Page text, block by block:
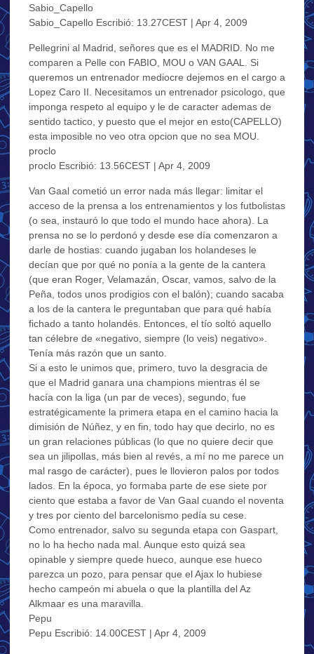
Sabio_Capello
Sabio_Capello Escribió: 13.27CEST | Apr 4, 2009
Pellegrini al Madrid, señores que es el MADRID. No me
comparen a Pelle con FABIO, MOU o VAN GAAL. Si
queremos un entrenador mediocre dejemos en el cargo a
Lopez Caro II. Necesitamos un entrenador psicologo, que
imponga respeto al equipo y le de caracter ademas de
sentido tactico, y puesto que el mejor en esto(CAPELLO)
esta imposible no veo otra opcion que no sea MOU.
proclo
proclo Escribió: 13.56CEST | Apr 4, 2009
Van Gaal cometió un error nada más llegar: limitar el
acceso de la prensa a los entrenamientos y los futbolistas
(o sea, instauró lo que todo el mundo hace ahora). La
prensa no se lo perdonó y desde ese día comenzaron a
darle de hostias: cuando jugaban los holandeses le
decían que por qué no ponía a la gente de la cantera
(que eran Roger, Velamazán, Oscar, vamos, salvo de la
Peña, todos unos prodigios con el balón); cuando sacaba
a los de la cantera le preguntaban que para qué había
fichado a tanto holandés. Entonces, el tío soltó aquello
tan célebre de «negativo, siempre (lo veis) negativo».
Tenía más razón que un santo.
Si a esto le unimos que, primero, tuvo la desgracia de
que el Madrid ganara una champions mientras él se
hacía con la liga (un par de veces), segundo, fue
estratégicamente la primera etapa en el camino hacia la
dimisión de Núñez, y en fin, todo hay que decirlo, no es
un gran relaciones públicas (lo que no quiere decir que
sea un jilipollas, más bien al revés, a mí no me parece un
mal rasgo de carácter), pues le llovieron palos por todos
lados. En la época, yo formaba parte de ese siete por
ciento que estaba a favor de Van Gaal cuando el noventa
y tres por ciento del barcelonismo pedía su cese.
Como entrenador, salvo su segunda etapa con Gaspart,
no lo ha hecho nada mal. Aunque esto quizá sea
opinable y siempre quede hueco, aunque ese hueco
parezca un pozo, para pensar que el Ajax lo hubiese
hecho campeón mi abuela o que la plantilla del Az
Alkmaar es una maravilla.
Pepu
Pepu Escribió: 14.00CEST | Apr 4, 2009